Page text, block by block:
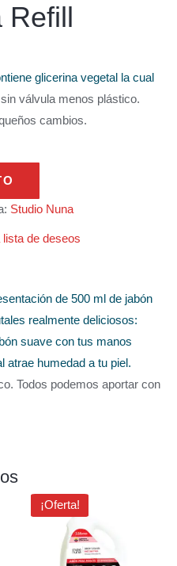
Refill
glicerina vegetal la cual
válvula menos plástico.
cambios.
Studio Nuna
lista de deseos
de 500 ml de jabón
realmente deliciosos:
suave con tus manos
atrae humedad a tu piel.
Todos podemos aportar con
¡Oferta!
El
precio
original
era:
$15.68.
es:
$13.00.